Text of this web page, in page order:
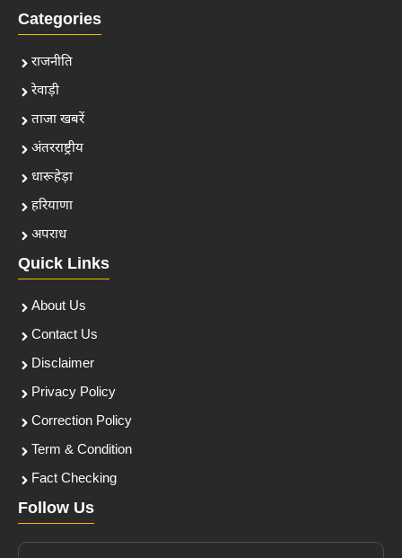
Categories
राजनीति
रेवाड़ी
ताजा खबरें
अंतरराष्ट्रीय
धारूहेड़ा
हरियाणा
अपराध
Quick Links
About Us
Contact Us
Disclaimer
Privacy Policy
Correction Policy
Term & Condition
Fact Checking
Follow Us